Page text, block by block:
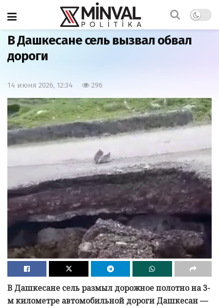
Главная Общество
В Дашкесане сель вызвал обвал
дороги
14 июня 2026, 12:34 296
В Дашкесане сель размыл дорожное полотно на 3-
м километре автомобильной дороги Дашкесан —